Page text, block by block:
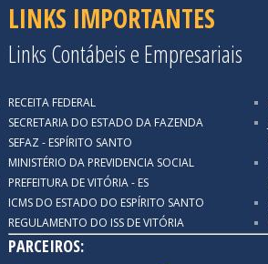
LINKS IMPORTANTES
Links Contábeis e Empresariais
RECEITA FEDERAL
SECRETARIA DO ESTADO DA FAZENDA
SEFAZ - ESPÍRITO SANTO
MINISTÉRIO DA PREVIDENCIA SOCIAL
PREFEITURA DE VITÓRIA - ES
ICMS DO ESTADO DO ESPÍRITO SANTO
REGULAMENTO DO ISS DE VITÓRIA
PARCEIROS: